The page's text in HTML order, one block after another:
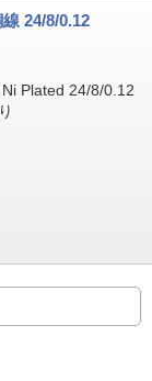
24/8/0.12
Plated 24/8/0.12